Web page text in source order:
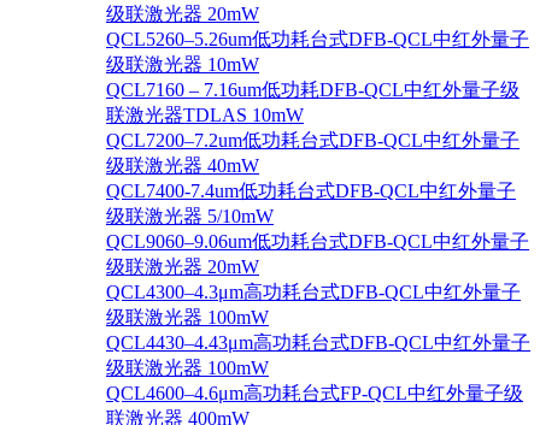
级联激光器 20mW
QCL5260–5.26um低功耗台式DFB-QCL中红外量子
级联激光器 10mW
QCL7160 – 7.16um低功耗DFB-QCL中红外量子级
联激光器TDLAS 10mW
QCL7200–7.2um低功耗台式DFB-QCL中红外量子
级联激光器 40mW
QCL7400-7.4um低功耗台式DFB-QCL中红外量子
级联激光器 5/10mW
QCL9060–9.06um低功耗台式DFB-QCL中红外量子
级联激光器 20mW
QCL4300–4.3μm高功耗台式DFB-QCL中红外量子
级联激光器 100mW
QCL4430–4.43μm高功耗台式DFB-QCL中红外量子
级联激光器 100mW
QCL4600–4.6μm高功耗台式FP-QCL中红外量子级
联激光器 400mW